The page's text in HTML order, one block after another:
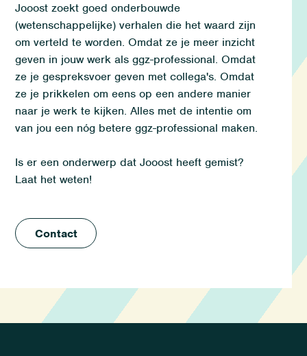
Jooost zoekt goed onderbouwde
(wetenschappelijke) verhalen die het waard zijn
om verteld te worden. Omdat ze je meer inzicht
geven in jouw werk als ggz-professional. Omdat
ze je gespreksvoer geven met collega's. Omdat
ze je prikkelen om eens op een andere manier
naar je werk te kijken. Alles met de intentie om
van jou een nóg betere ggz-professional maken.
Is er een onderwerp dat Jooost heeft gemist?
Laat het weten!
Contact